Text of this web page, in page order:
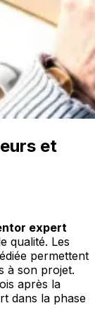
et
expert
qualité. Les
permettent
à son projet.
après la
dans la phase